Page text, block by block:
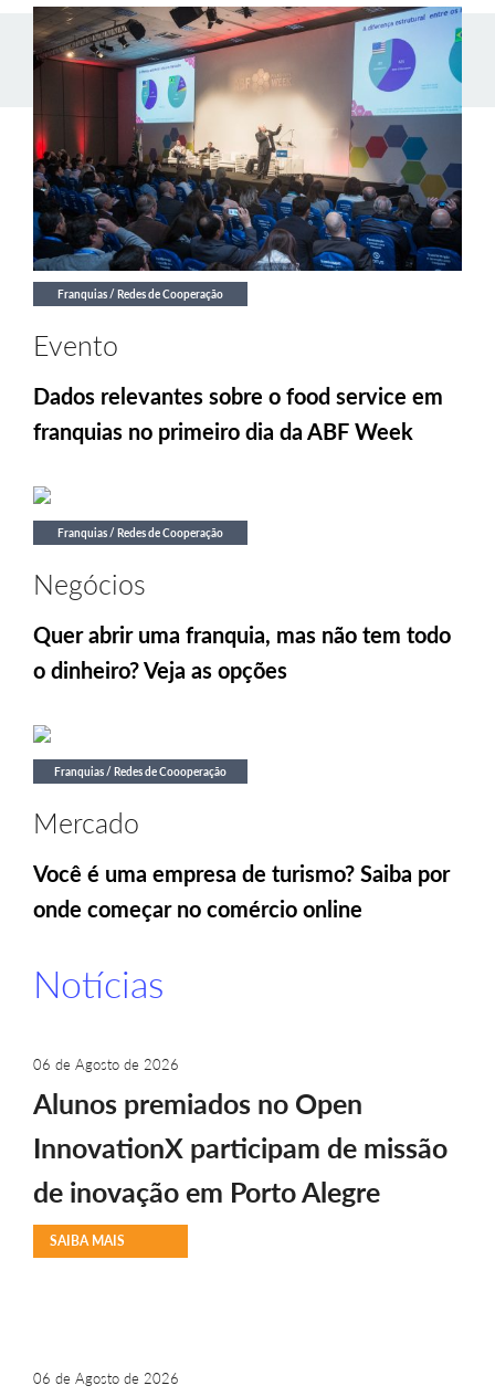
Franquias / Redes de Cooperação
Evento
Dados relevantes sobre o food service em
franquias no primeiro dia da ABF Week
Franquias / Redes de Cooperação
Negócios
Quer abrir uma franquia, mas não tem todo
o dinheiro? Veja as opções
Franquias / Redes de Coooperação
Mercado
Você é uma empresa de turismo? Saiba por
onde começar no comércio online
Notícias
06 de Agosto de 2026
Alunos premiados no Open
InnovationX participam de missão
de inovação em Porto Alegre
SAIBA MAIS
06 de Agosto de 2026